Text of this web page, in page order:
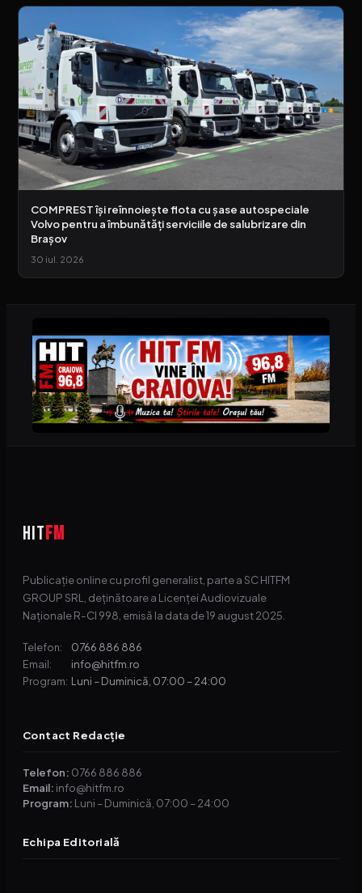
COMPREST își reînnoiește flota cu șase autospeciale
Volvo pentru a îmbunătăți serviciile de salubrizare din
Brașov
30 iul. 2026
HITFM
Publicație online cu profil generalist, parte a SC HITFM
GROUP SRL, deținătoare a Licenței Audiovizuale
Naționale R-CI 998, emisă la data de 19 august 2025.
Telefon: 0766 886 886
Email: info@hitfm.ro
Program: Luni – Duminică, 07:00 – 24:00
Contact Redacție
Telefon: 0766 886 886
Email: info@hitfm.ro
Program: Luni – Duminică, 07:00 – 24:00
Echipa Editorială